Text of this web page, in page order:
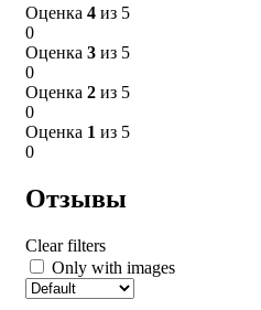
золотой полосой”
Ваш адрес email не будет
помечены
Ваша оценка
Ваш отзыв
Оценка 4 из 5
0
Оценка 3 из 5
0
Оценка 2 из 5
0
Оценка 1 из 5
0
Отзывы
Clear filters
Only with images